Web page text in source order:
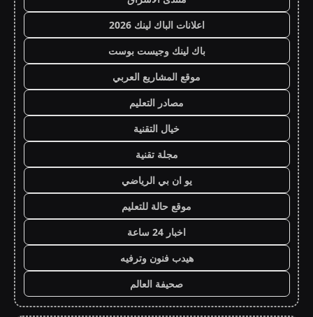
اعلانات الباك لينك 2026
باك لينك وجيست بوست
موقع المشاريع العربي
مصادر التعليم
خيال التقنية
مجلة تقنية
يو ان بي الرياضي
موقع حالة للتعليم
اخبار 24 ساعة
هيدب فنون وترفيه
صحيفة العالم